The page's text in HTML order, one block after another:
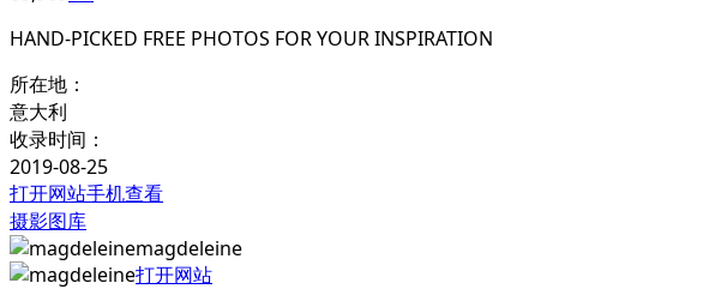
HAND-PICKED FREE PHOTOS FOR YOUR INSPIRATION
所在地：
意大利
收录时间：
2019-08-25
打开网站手机查看
摄影图库
magdeleine
打开网站